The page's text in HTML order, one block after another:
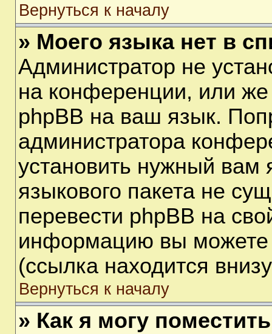
Вернуться к началу
» Моего языка нет в
Администратор не
на конференции, или же
phpBB на ваш язык.
администратора
установить нужный вам
языкового пакета не
перевести phpBB на
информацию вы можете
(ссылка находится
Вернуться к началу
» Как я могу